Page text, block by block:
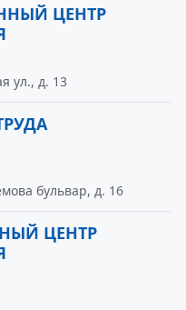
ЦЕНТР
ул., д. 13
бульвар, д. 16
ЦЕНТР